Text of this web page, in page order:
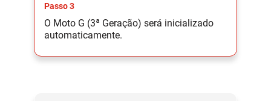
Passo 3
O Moto G (3ª Geração) será inicializado
automaticamente.